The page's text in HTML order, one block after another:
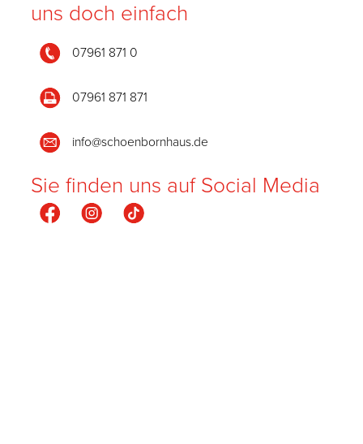
uns doch einfach
07961 871 0
07961 871 871
info@schoenbornhaus.de
Sie finden uns auf Social Media